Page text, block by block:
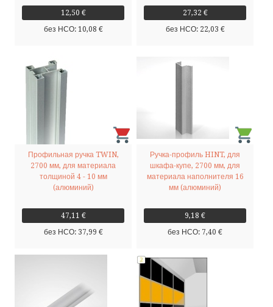
12,50 €
без НСО: 10,08 €
27,32 €
без НСО: 22,03 €
Профильная ручка TWIN,
2700 мм, для материала
толщиной 4 - 10 мм
(алюминий)
47,11 €
без НСО: 37,99 €
Ручка-профиль HINT, для
шкафа-купе, 2700 мм, для
материала наполнителя 16
мм (алюминий)
9,18 €
без НСО: 7,40 €